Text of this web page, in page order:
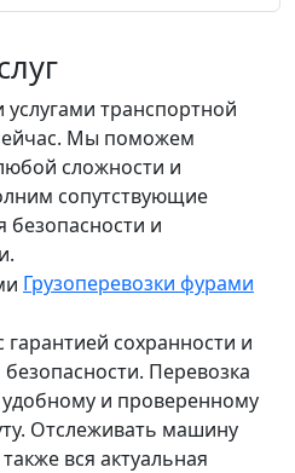
транспортной
Мы поможем
сложности и
сопутствующие
безопасности и
Грузоперевозки фурами
сохранности и
Перевозка
и проверенному
Отслеживать машину
вся актуальная